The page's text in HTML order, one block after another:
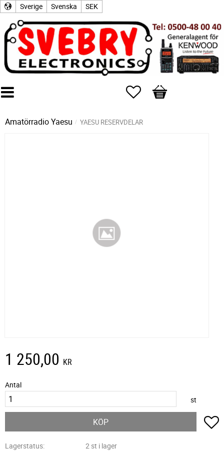
Sverige Svenska SEK
Favoriter
Kundvagn
AmatörradioYaesu YAESU RESERVDELAR
1 250,00 KR
Antal
st
KÖP
Lagerstatus
2 st i lager